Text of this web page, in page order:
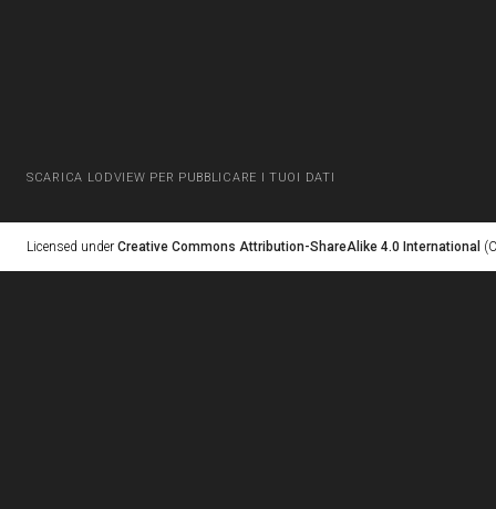
SCARICA LODVIEW PER PUBBLICARE I TUOI DATI
Licensed under Creative Commons Attribution-ShareAlike 4.0 International